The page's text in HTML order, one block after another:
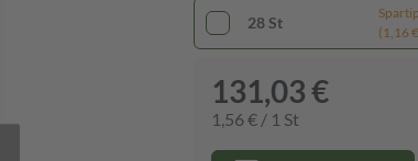
28 St
(1,16
131,03 €
1,56 € / 1 St